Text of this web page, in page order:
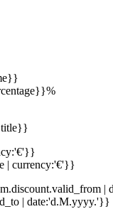
| currency:'€'}}
|
| date:'d.M.yyyy.'}}